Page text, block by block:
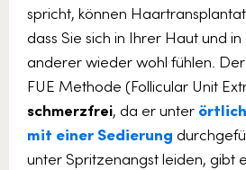
spricht, können
dass Sie sich in Ihrer Haut und
anderer wieder wohl fühlen.
FUE Methode (Follicular Unit
schmerzfrei, da er unter
mit einer Sedierung
unter Spritzenangst leiden, gibt